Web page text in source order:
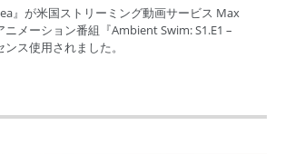
』が米国ストリーミング動画サービス Max
メーション番組『Ambient Swim: S1.E1 –
ス使用されました。